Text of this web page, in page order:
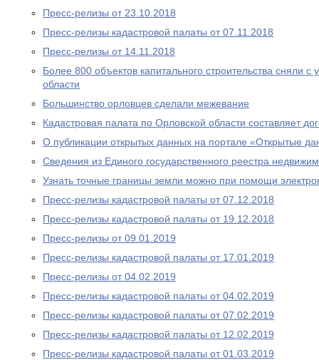
Пресс-релизы от 23.10.2018
Пресс-релизы кадастровой палаты от 07.11.2018
Пресс-релизы от 14.11.2018
Более 800 объектов капитального строительства сняли с
области
Большинство орловцев сделали межевание
Кадастровая палата по Орловской области составляет
О публикации открытых данных на портале «Открытые
Сведения из Единого государственного реестра
Узнать точные границы земли можно при помощи
Пресс-релизы кадастровой палаты от 07.12.2018
Пресс-релизы кадастровой палаты от 19.12.2018
Пресс-релизы от 09.01.2019
Пресс-релизы кадастровой палаты от 17.01.2019
Пресс-релизы от 04.02.2019
Пресс-релизы кадастровой палаты от 04.02.2019
Пресс-релизы кадастровой палаты от 07.02.2019
Пресс-релизы кадастровой палаты от 12.02.2019
Пресс-релизы кадастровой палаты от 01.03.2019